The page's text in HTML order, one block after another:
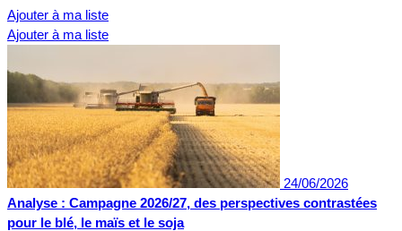
Ajouter à ma liste
Ajouter à ma liste
24/06/2026
Analyse : Campagne 2026/27, des perspectives contrastées
pour le blé, le maïs et le soja